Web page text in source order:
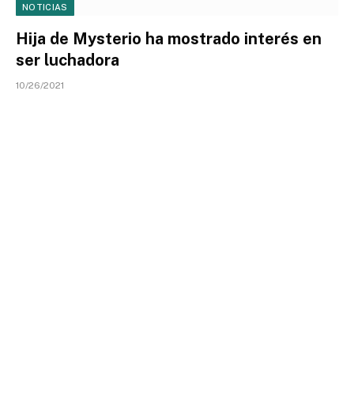
NOTICIAS
Hija de Mysterio ha mostrado interés en
ser luchadora
10/26/2021